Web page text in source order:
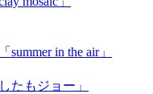
in the air」
たもジョー」